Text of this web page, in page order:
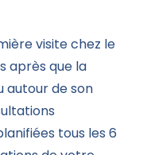
visite chez le
après que la
autour de son
tous les 6